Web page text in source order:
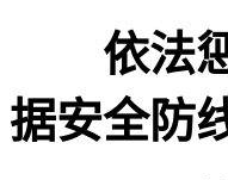
依法
据安全防